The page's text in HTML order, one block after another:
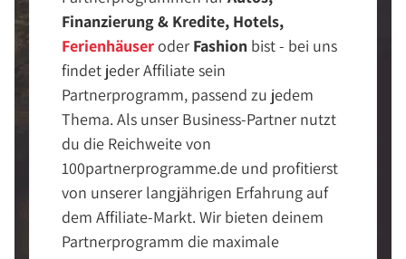
Finanzierung & Kredite, Hotels,
Ferienhäuseroder Fashion bist - bei uns
findet jeder Affiliate sein
Partnerprogramm, passend zu jedem
Thema. Als unser Business-Partner nutzt
du die Reichweite von
100partnerprogramme.de und profitierst
von unserer langjährigen Erfahrung auf
dem Affiliate-Markt. Wir bieten deinem
Partnerprogramm die maximale